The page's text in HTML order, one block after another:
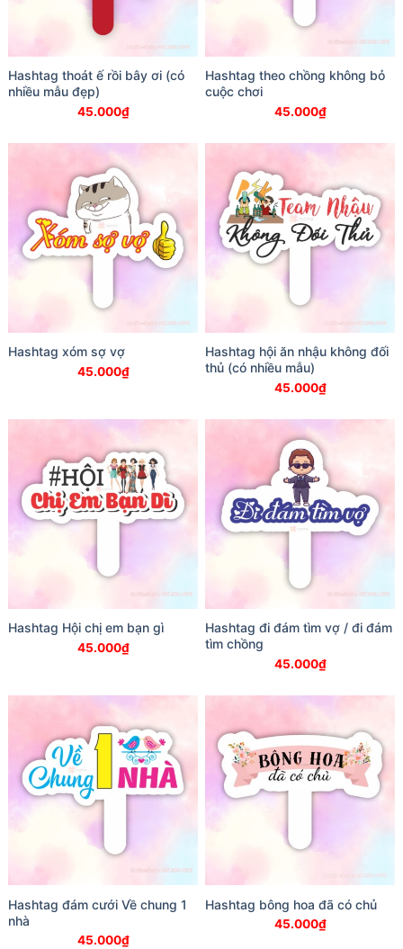
Hashtag thoát ế rồi bây ơi (có
nhiều mẫu đẹp)
45.000₫
Hashtag theo chồng không bỏ
cuộc chơi
45.000₫
Hashtag xóm sợ vợ
45.000₫
Hashtag hội ăn nhậu không đối
thủ (có nhiều mẫu)
45.000₫
Hashtag Hội chị em bạn gì
45.000₫
Hashtag đi đám tìm vợ / đi đám
tìm chồng
45.000₫
Hashtag đám cưới Về chung 1
nhà
45.000₫
Hashtag bông hoa đã có chủ
45.000₫